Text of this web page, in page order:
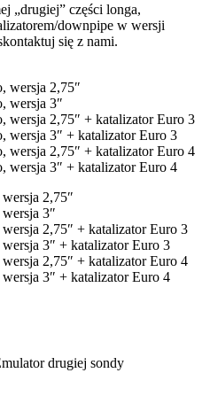
„drugiej” części longa,
downpipe w wersji
się z nami.
wersja 2,75″
wersja 3″
2,75″ + katalizator Euro 3
wersja 3″ + katalizator Euro 3
2,75″ + katalizator Euro 4
wersja 3″ + katalizator Euro 4
2,75″
3″
2,75″ + katalizator Euro 3
3″ + katalizator Euro 3
2,75″ + katalizator Euro 4
3″ + katalizator Euro 4
drugiej sondy